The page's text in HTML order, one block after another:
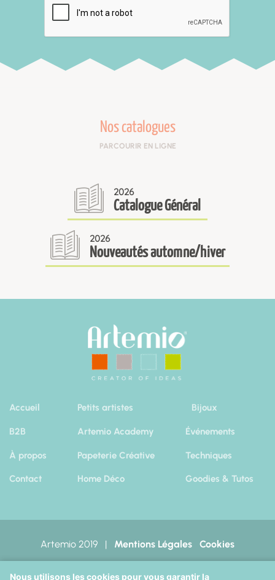
Nos catalogues
PARCOURIR EN LIGNE
2026
Catalogue Général
2026
Nouveautés automne/hiver
Accueil
B2B
À propos
Contact
Petits artistes
Artemio Academy
Papeterie Créative
Home Déco
Bijoux
Événements
Techniques
Goodies & Tutos
Artemio 2019 | Mentions Légales Cookies
Nous utilisons les cookies pour vous garantir la